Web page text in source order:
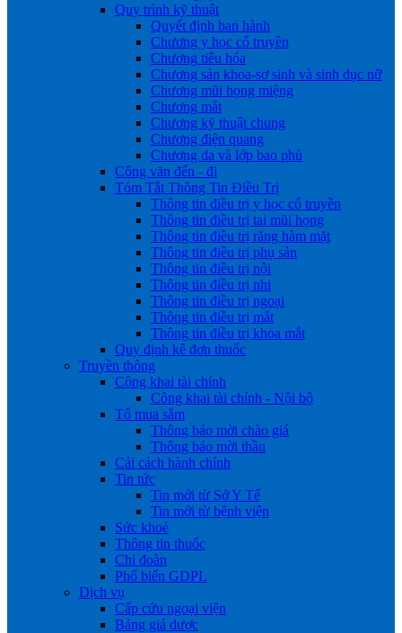
Quy trình kỹ thuật
Quyết định ban hành
Chương y học cổ truyền
Chương tiêu hóa
Chương sản khoa-sơ sinh và sinh dục nữ
Chương mũi họng miệng
Chương mắt
Chương kỹ thuật chung
Chương điện quang
Chương da và lớp bao phủ
Công văn đến - đi
Tóm Tắt Thông Tin Điều Trị
Thông tin điều trị y học cổ truyền
Thông tin điều trị tai mũi họng
Thông tin điều trị răng hàm mặt
Thông tin điều trị phụ sản
Thông tin điều trị nội
Thông tin điều trị nhi
Thông tin điều trị ngoại
Thông tin điều trị mắt
Thông tin điều trị khoa mắt
Quy định kê đơn thuốc
Truyền thông
Công khai tài chính
Công khai tài chính - Nội bộ
Tổ mua sắm
Thông báo mời chào giá
Thông báo mời thầu
Cải cách hành chính
Tin tức
Tin mới từ Sở Y Tế
Tin mới từ bệnh viện
Sức khoẻ
Thông tin thuốc
Chi đoàn
Phổ biến GDPL
Dịch vụ
Cấp cứu ngoại viện
Bảng giá dược